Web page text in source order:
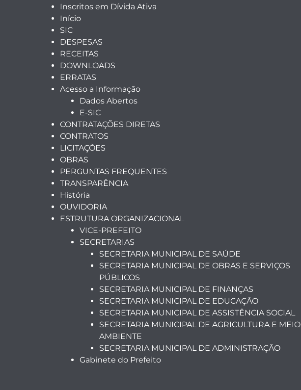
Inscritos em Dívida Ativa
Início
SIC
DESPESAS
RECEITAS
DOWNLOADS
ERRATAS
Acesso a Informação
Dados Abertos
E-SIC
CONTRATAÇÕES DIRETAS
CONTRATOS
LICITAÇÕES
OBRAS
PERGUNTAS FREQUENTES
TRANSPARÊNCIA
História
OUVIDORIA
ESTRUTURA ORGANIZACIONAL
VICE-PREFEITO
SECRETARIAS
SECRETARIA MUNICIPAL DE SAÚDE
SECRETARIA MUNICIPAL DE OBRAS E SERVIÇOS
PÚBLICOS
SECRETARIA MUNICIPAL DE FINANÇAS
SECRETARIA MUNICIPAL DE EDUCAÇÃO
SECRETARIA MUNICIPAL DE ASSISTÊNCIA SOCIAL
SECRETARIA MUNICIPAL DE AGRICULTURA E MEIO
AMBIENTE
SECRETARIA MUNICIPAL DE ADMINISTRAÇÃO
Gabinete do Prefeito